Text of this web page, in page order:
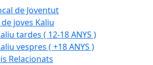
de Joventut
de joves Kaliu
tardes ( 12-18 ANYS )
vespres ( +18 ANYS )
Relacionats